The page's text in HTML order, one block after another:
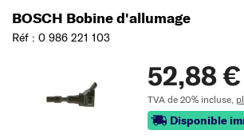
BOSCH Bobine d'allumage
Réf : 0 986 221 103
52,88 €
TVA de 20% incluse,
Disponible